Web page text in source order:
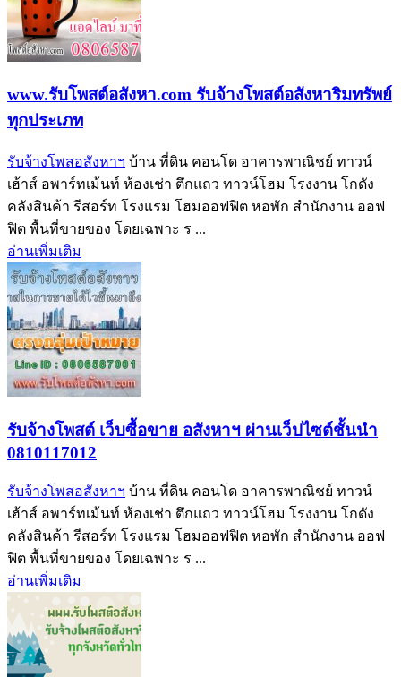
www.รับโพสต์อสังหา.com รับจ้างโพสต์อสังหาริมทรัพย์
ทุกประเภท
รับจ้างโพสอสังหาฯ บ้าน ที่ดิน คอนโด อาคารพาณิชย์ ทาวน์
เฮ้าส์ อพาร์ทเม้นท์ ห้องเช่า ตึกแถว ทาวน์โฮม โรงงาน โกดัง
คลังสินค้า รีสอร์ท โรงแรม โฮมออฟฟิต หอพัก สำนักงาน ออฟ
ฟิต พื้นที่ขายของ โดยเฉพาะ ร ...
อ่านเพิ่มเติม
รับจ้างโพสต์ เว็บซื้อขาย อสังหาฯ ผ่านเว็ปไซต์ชั้นนำ
0810117012
รับจ้างโพสอสังหาฯ บ้าน ที่ดิน คอนโด อาคารพาณิชย์ ทาวน์
เฮ้าส์ อพาร์ทเม้นท์ ห้องเช่า ตึกแถว ทาวน์โฮม โรงงาน โกดัง
คลังสินค้า รีสอร์ท โรงแรม โฮมออฟฟิต หอพัก สำนักงาน ออฟ
ฟิต พื้นที่ขายของ โดยเฉพาะ ร ...
อ่านเพิ่มเติม